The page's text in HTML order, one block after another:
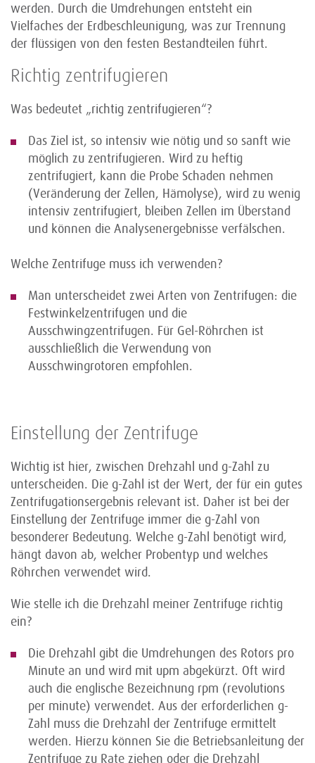
werden. Durch die Umdrehungen entsteht ein
Vielfaches der Erdbeschleunigung, was zur Trennung
der flüssigen von den festen Bestandteilen führt.
Richtig zentrifugieren
Was bedeutet „richtig zentrifugieren“?
Das Ziel ist, so intensiv wie nötig und so sanft wie
möglich zu zentrifugieren. Wird zu heftig
zentrifugiert, kann die Probe Schaden nehmen
(Veränderung der Zellen, Hämolyse), wird zu wenig
intensiv zentrifugiert, bleiben Zellen im Überstand
und können die Analysenergebnisse verfälschen.
Welche Zentrifuge muss ich verwenden?
Man unterscheidet zwei Arten von Zentrifugen: die
Festwinkelzentrifugen und die
Ausschwingzentrifugen. Für Gel-Röhrchen ist
ausschließlich die Verwendung von
Ausschwingrotoren empfohlen.
Einstellung der Zentrifuge
Wichtig ist hier, zwischen Drehzahl und g-Zahl zu
unterscheiden. Die g-Zahl ist der Wert, der für ein gutes
Zentrifugationsergebnis relevant ist. Daher ist bei der
Einstellung der Zentrifuge immer die g-Zahl von
besonderer Bedeutung. Welche g-Zahl benötigt wird,
hängt davon ab, welcher Probentyp und welches
Röhrchen verwendet wird.
Wie stelle ich die Drehzahl meiner Zentrifuge richtig
ein?
Die Drehzahl gibt die Umdrehungen des Rotors pro
Minute an und wird mit upm abgekürzt. Oft wird
auch die englische Bezeichnung rpm (revolutions
per minute) verwendet. Aus der erforderlichen g-
Zahl muss die Drehzahl der Zentrifuge ermittelt
werden. Hierzu können Sie die Betriebsanleitung der
Zentrifuge zu Rate ziehen oder die Drehzahl